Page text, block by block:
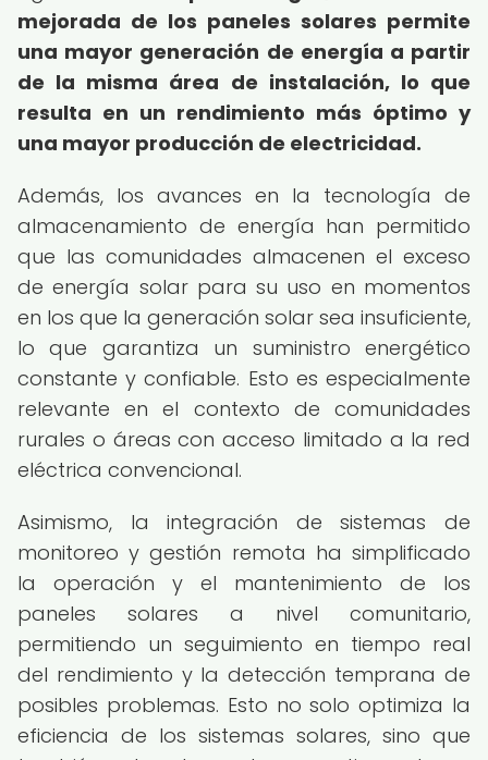
mejorada de los paneles solares permite
una mayor generación de energía a partir
de la misma área de instalación, lo que
resulta en un rendimiento más óptimo y
una mayor producción de electricidad.
Además, los avances en la tecnología de
almacenamiento de energía han permitido
que las comunidades almacenen el exceso
de energía solar para su uso en momentos
en los que la generación solar sea insuficiente,
lo que garantiza un suministro energético
constante y confiable. Esto es especialmente
relevante en el contexto de comunidades
rurales o áreas con acceso limitado a la red
eléctrica convencional.
Asimismo, la integración de sistemas de
monitoreo y gestión remota ha simplificado
la operación y el mantenimiento de los
paneles solares a nivel comunitario,
permitiendo un seguimiento en tiempo real
del rendimiento y la detección temprana de
posibles problemas. Esto no solo optimiza la
eficiencia de los sistemas solares, sino que